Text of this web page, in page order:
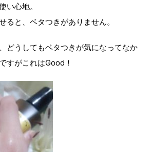
い心地。
ると、ベタつきがありません。
どうしてもベタつきが気になってなか
すがこれはGood！